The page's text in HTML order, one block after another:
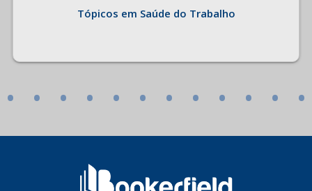
Tópicos em Saúde do Trabalho
• • • • • • • • • • • •